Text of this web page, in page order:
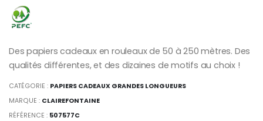
Des papiers cadeaux en rouleaux de 50 à 250 mètres. Des
qualités différentes, et des dizaines de motifs au choix !
CATÉGORIE : PAPIERS CADEAUX GRANDES LONGUEURS
MARQUE : CLAIREFONTAINE
RÉFÉRENCE : 507577C